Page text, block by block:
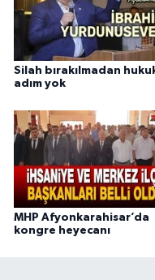
Silah bırakılmadan
adım yok
MHP Afyonkarahisar’da
kongre heyecanı